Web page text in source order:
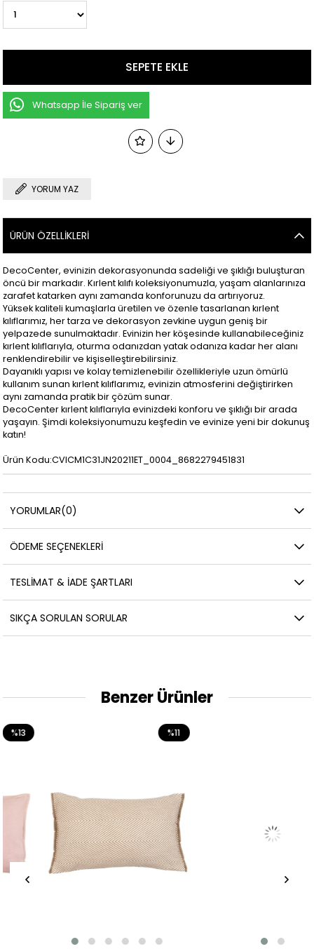
Whatsapp İle Sipariş ver
YORUM YAZ
ÜRÜN ÖZELLIKLERI
DecoCenter, evinizin dekorasyonunda sadeliği ve şıklığı buluşturan
öncü bir markadır. Kırlent kılıfı koleksiyonumuzla, yaşam alanlarınıza
zarafet katarken aynı zamanda konforunuzu da artırıyoruz.
Yüksek kaliteli kumaşlarla üretilen ve özenle tasarlanan kırlent
kılıflarımız, her tarza ve dekorasyon zevkine uygun geniş bir
yelpazede sunulmaktadır. Evinizin her köşesinde kullanabileceğiniz
kırlent kılıflarıyla, oturma odanızdan yatak odanıza kadar her alanı
renklendirebilir ve kişiselleştirebilirsiniz.
Dayanıklı yapısı ve kolay temizlenebilir özellikleriyle uzun ömürlü
kullanım sunan kırlent kılıflarımız, evinizin atmosferini değiştirirken
aynı zamanda pratik bir çözüm sunar.
DecoCenter kırlent kılıflarıyla evinizdeki konforu ve şıklığı bir arada
yaşayın. Şimdi koleksiyonumuzu keşfedin ve evinize yeni bir dokunuş
katın!
Ürün Kodu:CVICM1C31JN20211ET_0004_8682279451831
YORUMLAR(0)
ÖDEME SEÇENEKLERI
TESLIMAT & İADE ŞARTLARI
SIKÇA SORULAN SORULAR
Benzer Ürünler